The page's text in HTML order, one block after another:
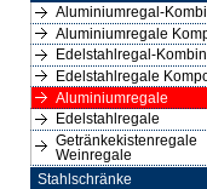
Aluminiumregal-
Aluminiumregale
Edelstahlregal-
Edelstahlregale
Aluminiumregale
Edelstahlregale
Getränkekistenregale
Weinregale
Stahlschränke